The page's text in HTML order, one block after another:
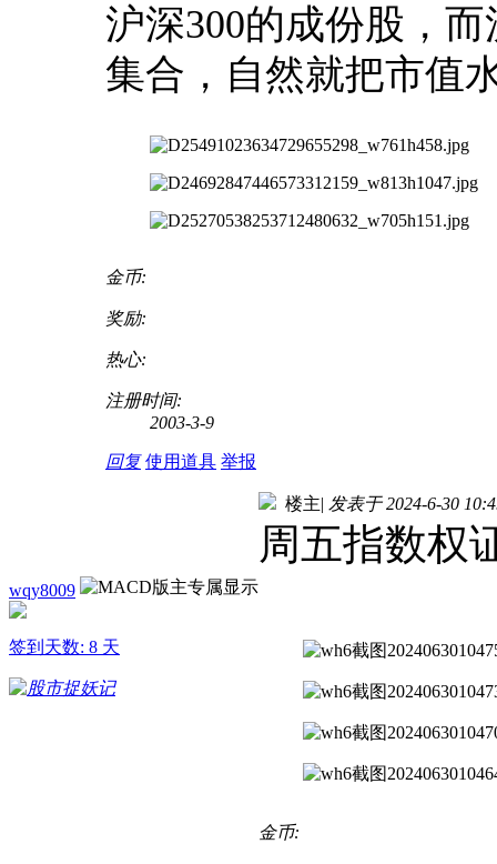
沪深300的成份股，
集合，自然就把市值
金币:
奖励:
热心:
注册时间:
2003-3-9
回复 使用道具 举报
wqy8009
签到天数: 8 天
楼主| 发表于 2024-6-30
周五指数权
金币: